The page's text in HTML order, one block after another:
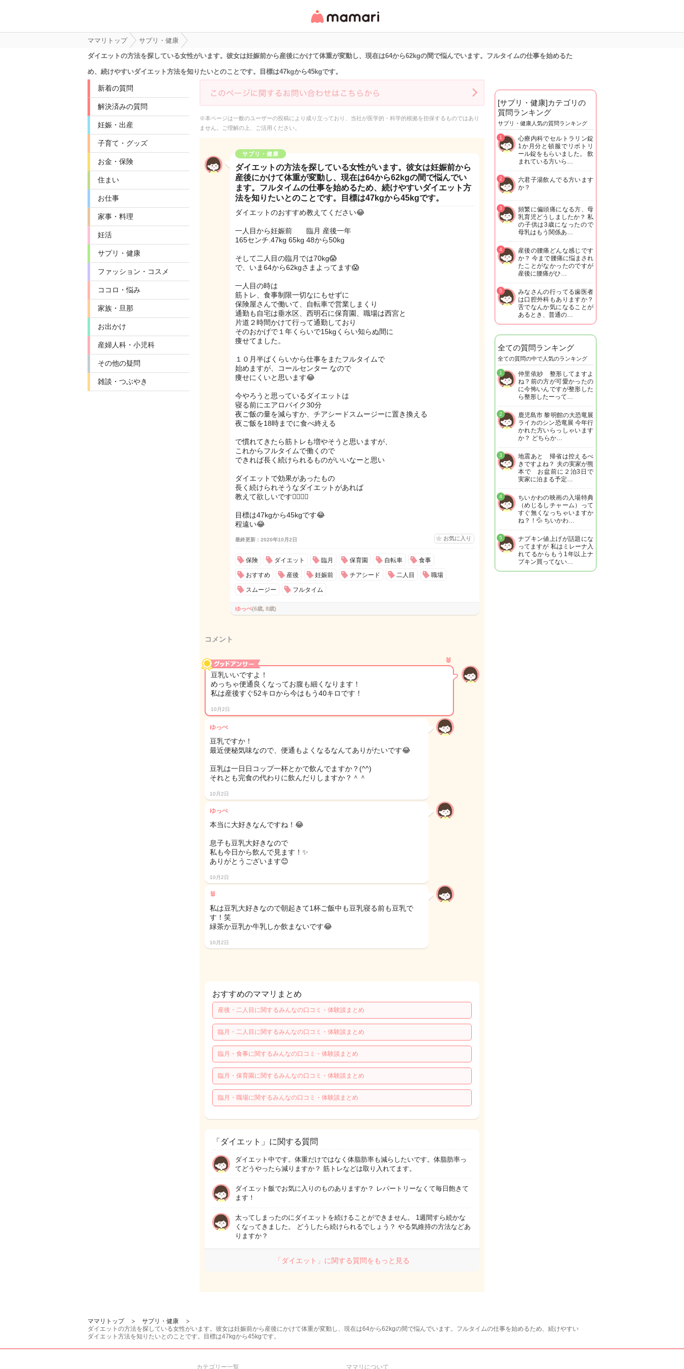
リ・情報サイト
ママリトップ
サプリ・健康
ダイエットの方法を探している女性がいます。彼女は妊娠前から産後にかけて体重が変動し、現在は64から62kgの間で悩んでいます。フルタイムの仕事を始めるた
め、続けやすいダイエット方法を知りたいとのことです。目標は47kgから45kgです。
新着の質問
解決済みの質問
妊娠・出産
子育て・グッズ
お金・保険
住まい
お仕事
家事・料理
妊活
サプリ・健康
ファッション・コスメ
ココロ・悩み
家族・旦那
お出かけ
産婦人科・小児科
その他の疑問
雑談・つぶやき
※本ページは一般のユーザーの投稿により成り立っており、当社が医学的・科学的根拠を担保するものではあり
ません。ご理解の上、ご活用ください。
サプリ・健康
ダイエットの方法を探している女性がいます。彼女は妊娠前から
産後にかけて体重が変動し、現在は64から62kgの間で悩んでい
ます。フルタイムの仕事を始めるため、続けやすいダイエット方
法を知りたいとのことです。目標は47kgから45kgです。
ダイエットのおすすめ教えてください😂
一人目から妊娠前 臨月 産後一年
165センチ.47kg 65kg 48から50kg
そして二人目の臨月では70kg😱
で、いま64から62kgさまよってます😱
一人目の時は
筋トレ、食事制限一切なにもせずに
保険屋さんで働いて、自転車で営業しまくり
通勤も自宅は垂水区、西明石に保育園、職場は西宮と
片道２時間かけて行って通勤しており
そのおかげで１年くらいで15kgくらい知らぬ間に
痩せてました。
１０月半ばくらいから仕事をまたフルタイムで
始めますが、コールセンター なので
痩せにくいと思います😂
今やろうと思っているダイエットは
寝る前にエアロバイク30分
夜ご飯の量を減らすか、チアシードスムージーに置き換える
夜ご飯を18時までに食べ終える
で慣れてきたら筋トレも増やそうと思いますが、
これからフルタイムで働くので
できれば長く続けられるものがいいなーと思い
ダイエットで効果があったもの
長く続けられそうなダイエットがあれば
教えて欲しいです🙇‍♂️🙇‍♂️
目標は47kgから45kgです😂
程遠い😂
最終更新：2020年10月2日 お気に入り
保険 ダイエット 臨月 保育園 自転車 食事
おすすめ 産後 妊娠前 チアシード 二人目 職場
スムージー フルタイム
ゆっぺ(6歳, 8歳)
コメント
🐰
豆乳いいですよ！
めっちゃ便通良くなってお腹も細くなります！
私は産後すぐ52キロから今はもう40キロです！
10月2日
ゆっぺ
豆乳ですか！
最近便秘気味なので、便通もよくなるなんてありがたいです😂
豆乳は一日日コップ一杯とかで飲んでますか？(^^)
それとも完食の代わりに飲んだりしますか？＾＾
10月2日
ゆっぺ
本当に大好きなんですね！😂
息子も豆乳大好きなので
私も今日から飲んで見ます！✨
ありがとうございます😊
10月2日
🐰
私は豆乳大好きなので朝起きて1杯ご飯中も豆乳寝る前も豆乳で
す！笑
緑茶か豆乳か牛乳しか飲まないです😂
10月2日
おすすめのママリまとめ
産後・二人目に関するみんなの口コミ・体験談まとめ
臨月・二人目に関するみんなの口コミ・体験談まとめ
臨月・食事に関するみんなの口コミ・体験談まとめ
臨月・保育園に関するみんなの口コミ・体験談まとめ
臨月・職場に関するみんなの口コミ・体験談まとめ
「ダイエット」に関する質問
ダイエット中です。体重だけではなく体脂肪率も減らしたいです。体脂肪率っ
てどうやったら減りますか？ 筋トレなどは取り入れてます。
ダイエット飯でお気に入りのものありますか？ レパートリーなくて毎日飽きて
ます！
太ってしまったのにダイエットを続けることができません。 1週間すら続かな
くなってきました。 どうしたら続けられるでしょう？ やる気維持の方法などあ
りますか？
「ダイエット」に関する質問をもっと見る
[サプリ・健康]カテゴリの
質問ランキング
サプリ・健康人気の質問ランキング
心療内科でセルトラリン錠
1か月分と頓服でリボトリ
ール錠をもらいました。 飲
まれている方いら…
1
六君子湯飲んでる方います
か？
2
頻繁に偏頭痛になる方、母
乳育児どうしましたか？ 私
の子供は3歳になったので
母乳はもう関係あ…
3
産後の腰痛どんな感じです
か？ 今まで腰痛に悩まされ
たことがなかったのですが
産後に腰痛がひ…
4
みなさんの行ってる歯医者
は口腔外科もありますか？
舌でなんか気になることが
あるとき、普通の…
5
全ての質問ランキング
全ての質問の中で人気のランキング
仲里依紗 整形してますよ
ね？前の方が可愛かったの
に今怖いんですが整形した
ら整形したーって…
1
鹿児島市 黎明館の大恐竜展
ライカのシン恐竜展 今年行
かれた方いらっしゃいます
か？ どちらか…
2
地震あと 帰省は控えるべ
きですよね？ 夫の実家が熊
本で お盆前に２泊3日で
実家に泊まる予定…
3
ちいかわの映画の入場特典
（めじるしチャーム）って
すぐ無くなっちゃいますか
ね？！💦 ちいかわ…
4
ナプキン値上げが話題にな
ってますが 私はミレーナ入
れてるからもう1年以上ナ
プキン買ってない…
5
ママリトップ
サプリ・健康
ダイエットの方法を探している女性がいます。彼女は妊娠前から産後にかけて体重が変動し、現在は64から62kgの間で悩んでいます。フルタイムの仕事を始めるため、続けやすい
ダイエット方法を知りたいとのことです。目標は47kgから45kgです。
カテゴリー一覧 ママリについて